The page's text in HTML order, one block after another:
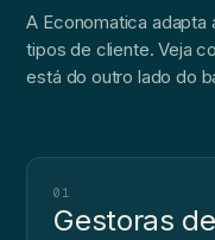
A Economatica adapta
tipos de cliente. Veja
está do outro lado do
01
Gestoras